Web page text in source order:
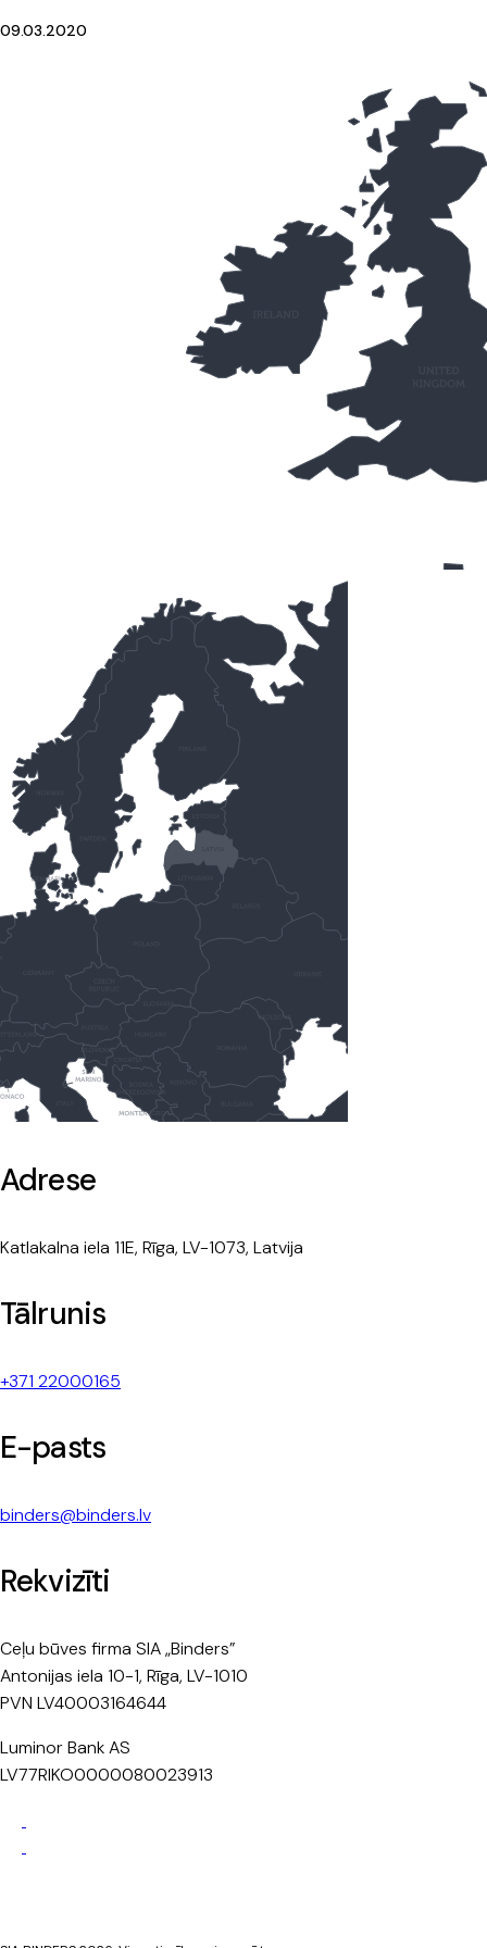
09.03.2020
Adrese
Katlakalna iela 11E, Rīga, LV-1073, Latvija
Tālrunis
+371 22000165
E-pasts
binders@binders.lv
Rekvizīti
Ceļu būves firma SIA „Binders”
Antonijas iela 10-1, Rīga, LV-1010
PVN LV40003164644
Luminor Bank AS
LV77RIKO0000080023913